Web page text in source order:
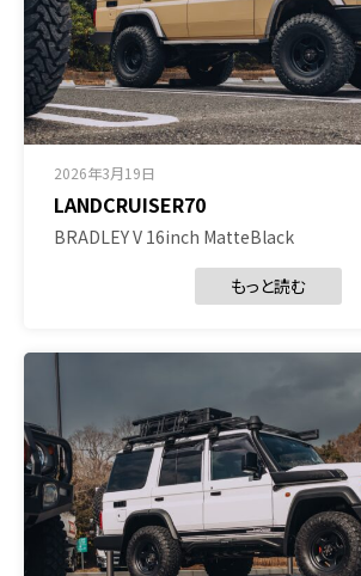
2026年3月19日
LANDCRUISER70
BRADLEY V 16inch MatteBlack
もっと読む